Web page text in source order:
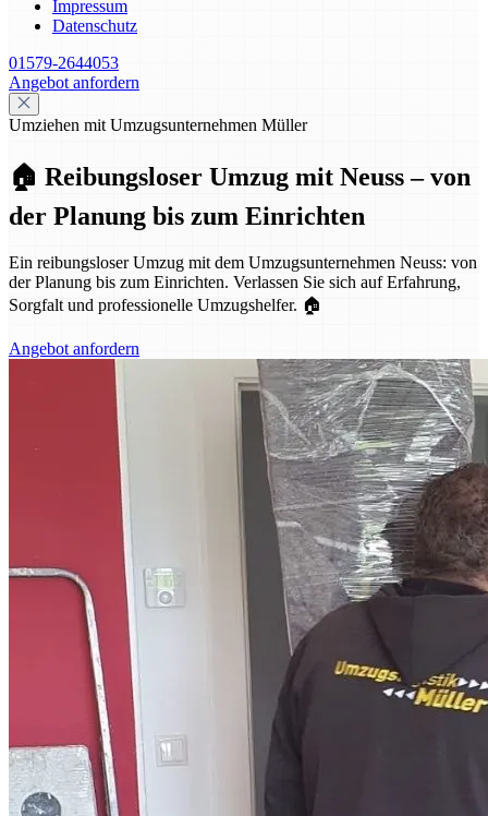
Impressum
Datenschutz
01579-2644053
Angebot anfordern
Umziehen mit Umzugsunternehmen Müller
🏠 Reibungsloser Umzug mit Neuss – von
der Planung bis zum Einrichten
Ein reibungsloser Umzug mit dem Umzugsunternehmen Neuss: von
der Planung bis zum Einrichten. Verlassen Sie sich auf Erfahrung,
Sorgfalt und professionelle Umzugshelfer. 🏠
Angebot anfordern